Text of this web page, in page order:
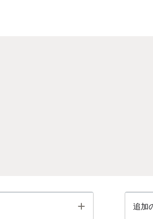
Toggle 追加